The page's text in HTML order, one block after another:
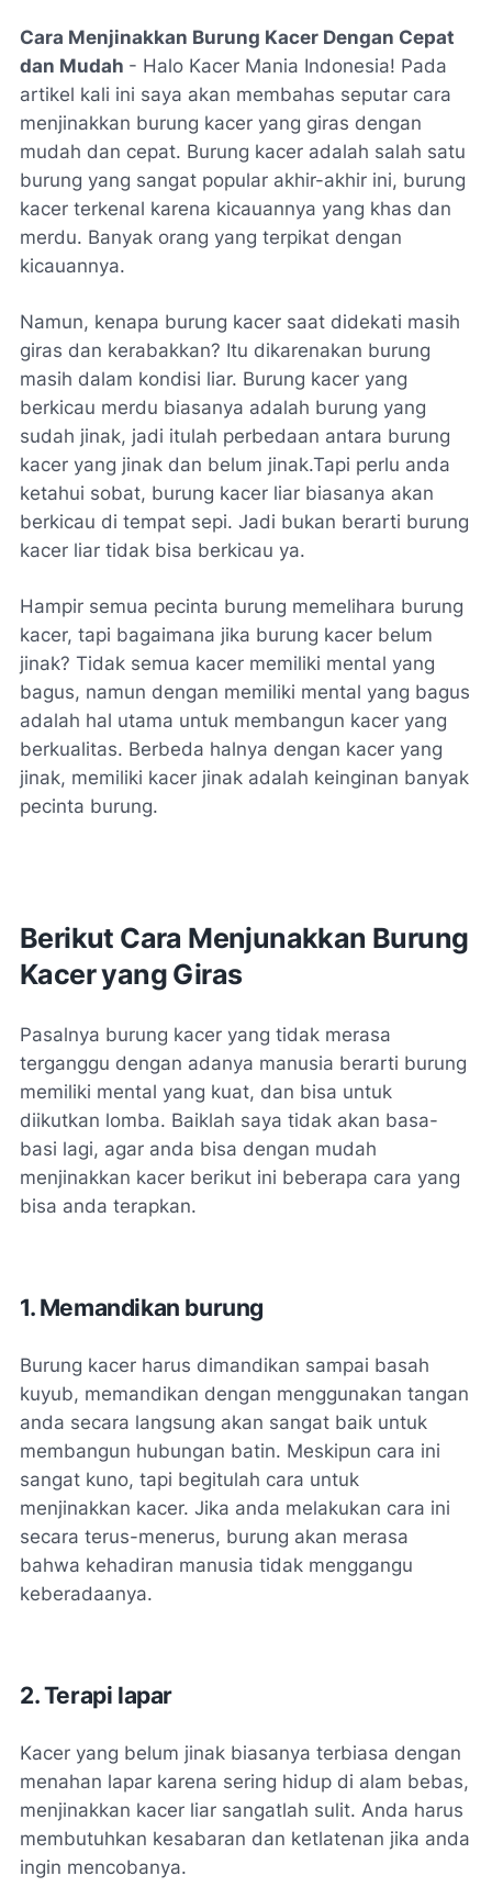
Cara Menjinakkan Burung Kacer Dengan Cepat
dan Mudah - Halo Kacer Mania Indonesia! Pada
artikel kali ini saya akan membahas seputar cara
menjinakkan burung kacer yang giras dengan
mudah dan cepat. Burung kacer adalah salah satu
burung yang sangat popular akhir-akhir ini, burung
kacer terkenal karena kicauannya yang khas dan
merdu. Banyak orang yang terpikat dengan
kicauannya.
Namun, kenapa burung kacer saat didekati masih
giras dan kerabakkan? Itu dikarenakan burung
masih dalam kondisi liar. Burung kacer yang
berkicau merdu biasanya adalah burung yang
sudah jinak, jadi itulah perbedaan antara burung
kacer yang jinak dan belum jinak.Tapi perlu anda
ketahui sobat, burung kacer liar biasanya akan
berkicau di tempat sepi. Jadi bukan berarti burung
kacer liar tidak bisa berkicau ya.
Hampir semua pecinta burung memelihara burung
kacer, tapi bagaimana jika burung kacer belum
jinak? Tidak semua kacer memiliki mental yang
bagus, namun dengan memiliki mental yang bagus
adalah hal utama untuk membangun kacer yang
berkualitas. Berbeda halnya dengan kacer yang
jinak, memiliki kacer jinak adalah keinginan banyak
pecinta burung.
Berikut Cara Menjunakkan Burung
Kacer yang Giras
Pasalnya burung kacer yang tidak merasa
terganggu dengan adanya manusia berarti burung
memiliki mental yang kuat, dan bisa untuk
diikutkan lomba. Baiklah saya tidak akan basa-
basi lagi, agar anda bisa dengan mudah
menjinakkan kacer berikut ini beberapa cara yang
bisa anda terapkan.
1. Memandikan burung
Burung kacer harus dimandikan sampai basah
kuyub, memandikan dengan menggunakan tangan
anda secara langsung akan sangat baik untuk
membangun hubungan batin. Meskipun cara ini
sangat kuno, tapi begitulah cara untuk
menjinakkan kacer. Jika anda melakukan cara ini
secara terus-menerus, burung akan merasa
bahwa kehadiran manusia tidak menggangu
keberadaanya.
2. Terapi lapar
Kacer yang belum jinak biasanya terbiasa dengan
menahan lapar karena sering hidup di alam bebas,
menjinakkan kacer liar sangatlah sulit. Anda harus
membutuhkan kesabaran dan ketlatenan jika anda
ingin mencobanya.